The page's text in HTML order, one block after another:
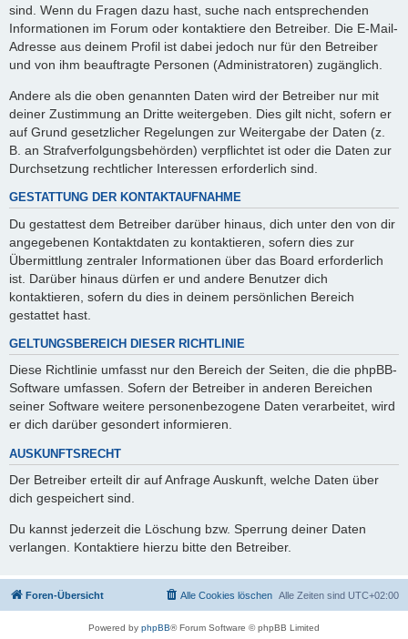
sind. Wenn du Fragen dazu hast, suche nach entsprechenden
Informationen im Forum oder kontaktiere den Betreiber. Die E-Mail-
Adresse aus deinem Profil ist dabei jedoch nur für den Betreiber
und von ihm beauftragte Personen (Administratoren) zugänglich.
Andere als die oben genannten Daten wird der Betreiber nur mit
deiner Zustimmung an Dritte weitergeben. Dies gilt nicht, sofern er
auf Grund gesetzlicher Regelungen zur Weitergabe der Daten (z.
B. an Strafverfolgungsbehörden) verpflichtet ist oder die Daten zur
Durchsetzung rechtlicher Interessen erforderlich sind.
GESTATTUNG DER KONTAKTAUFNAHME
Du gestattest dem Betreiber darüber hinaus, dich unter den von dir
angegebenen Kontaktdaten zu kontaktieren, sofern dies zur
Übermittlung zentraler Informationen über das Board erforderlich
ist. Darüber hinaus dürfen er und andere Benutzer dich
kontaktieren, sofern du dies in deinem persönlichen Bereich
gestattet hast.
GELTUNGSBEREICH DIESER RICHTLINIE
Diese Richtlinie umfasst nur den Bereich der Seiten, die die phpBB-
Software umfassen. Sofern der Betreiber in anderen Bereichen
seiner Software weitere personenbezogene Daten verarbeitet, wird
er dich darüber gesondert informieren.
AUSKUNFTSRECHT
Der Betreiber erteilt dir auf Anfrage Auskunft, welche Daten über
dich gespeichert sind.
Du kannst jederzeit die Löschung bzw. Sperrung deiner Daten
verlangen. Kontaktiere hierzu bitte den Betreiber.
Foren-Übersicht Alle Zeiten sind UTC+02:00
Alle Cookies löschen
Powered by phpBB® Forum Software © phpBB Limited